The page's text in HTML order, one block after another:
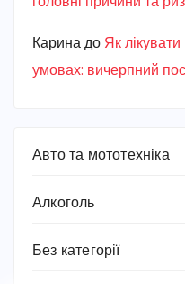
Карина до Як
умовах: вичерпний
Авто та мототехніка
Алкоголь
Без категорії